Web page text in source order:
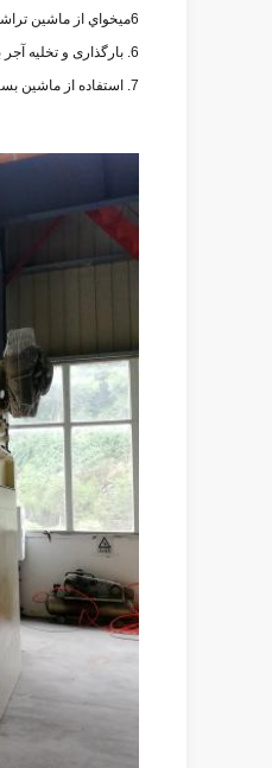
6ميخواي از ماشين تراشي اتوماتيك استفاده کني؟
6. بارگذاری و تخلیه آجر برای اتخاذ سیستم ساخت آجر اتوماتیک
7. استفاده از ماشین بسته بندی کامل اتوماتیک آجر خاکستری برای بسته بندی آجر قرمز